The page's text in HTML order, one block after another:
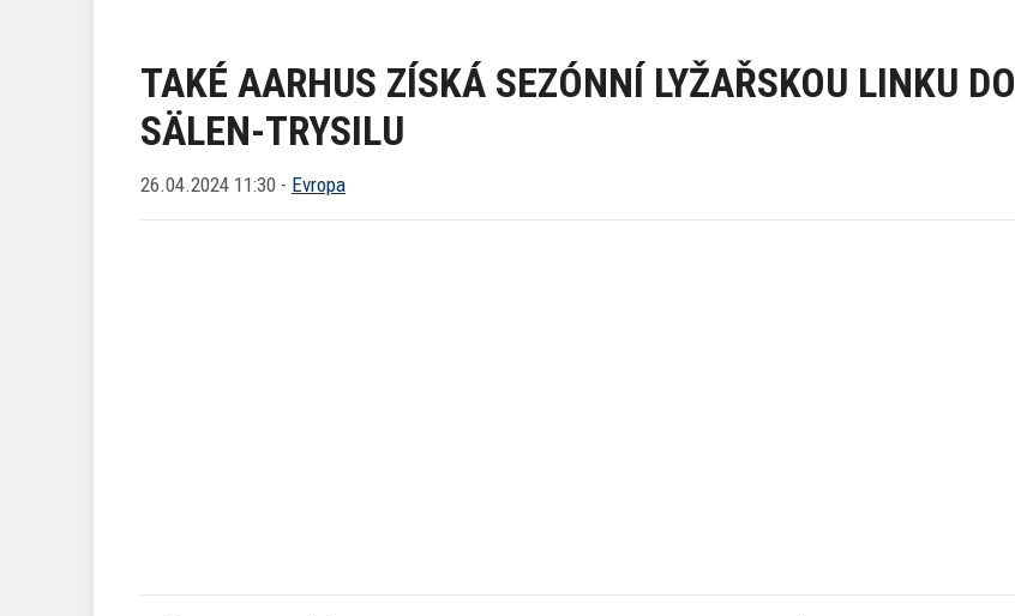
TAKÉ AARHUS ZÍSKÁ SEZÓNNÍ LYŽAŘSKOU LINKU DO
SÄLEN-TRYSILU
26.04.2024 11:30 - Evropa